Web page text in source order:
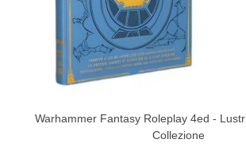
Warhammer Fantasy Roleplay 4ed -
Collezione